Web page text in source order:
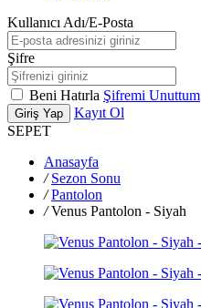
Kullanıcı Adı/E-Posta
Şifre
Beni Hatırla Şifremi Unuttum
Giriş Yap
Kayıt Ol
SEPET
Anasayfa
/ Sezon Sonu
/ Pantolon
/ Venus Pantolon - Siyah